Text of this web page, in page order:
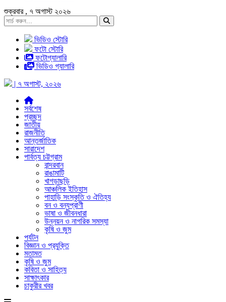
শুক্রবার , ৭ অগাস্ট ২০২৬
ভিডিও স্টোরি
ফটো স্টোরি
ফটোগ্যালারি
ভিডিও গ্যালারি
| ৭ অগাস্ট, ২০২৬
সর্বশেষ
প্রচ্ছদ
জাতীয়
রাজনীতি
আন্তর্জাতিক
সারাদেশ
পার্বত্য চট্টগ্রাম
বান্দরবান
রাঙামাটি
খাগড়াছড়ি
আঞ্চলিক ইতিহাস
পাহাড়ি সংস্কৃতি ও ঐতিহ্য
বন ও বন্যপ্রাণী
ভাষা ও জীবনধারা
উন্নয়ন ও নাগরিক সমস্যা
কৃষি ও জুম
পর্যটন
বিজ্ঞান ও প্রযুক্তি
মতামত
কৃষি ও জুম
কবিতা ও সাহিত্য
সাক্ষাৎকার
চাকুরীর খবর